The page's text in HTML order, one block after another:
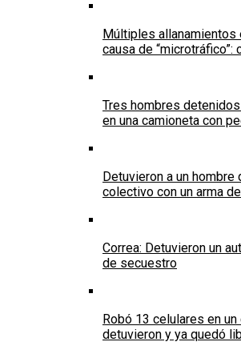
Múltiples allanamientos
causa de “microtráfico”:
Tres hombres
en una camioneta con
Detuvieron a un hombre
colectivo con un arma
Correa: Detuvieron un
de secuestro
Robó 13 celulares en
detuvieron y ya quedó